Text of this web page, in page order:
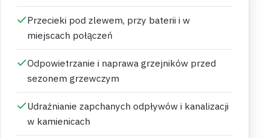
Przecieki pod zlewem, przy baterii i w
miejscach połączeń
Odpowietrzanie i naprawa grzejników przed
sezonem grzewczym
Udrażnianie zapchanych odpływów i kanalizacji
w kamienicach